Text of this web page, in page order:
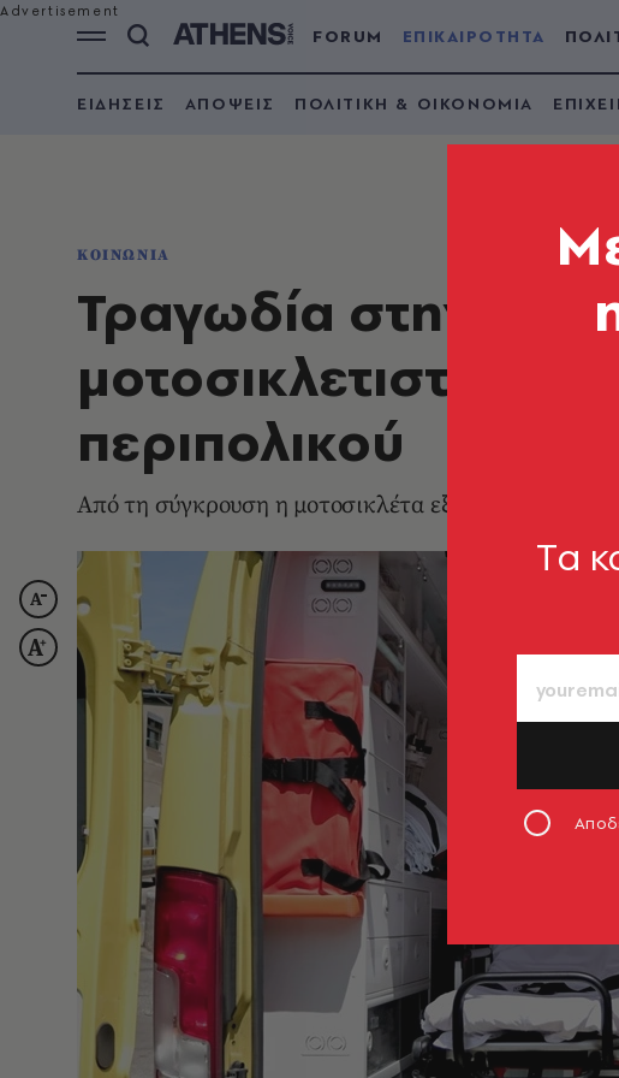
FORUM ΕΠΙΚΑΙΡΟΤΗΤΑ
ΕΙΔΗΣΕΙΣ ΑΠΟΨΕΙΣ ΠΟΛΙΤΙΚΗ & ΟΙΚΟΝΟΜΙΑ
ΚΟΙΝΩΝΙΑ
Τραγωδία στην
μοτοσικλετιστής,
περιπολικού
Από τη σύγκρουση η μοτοσικλέτα εξετράπη της
Tα